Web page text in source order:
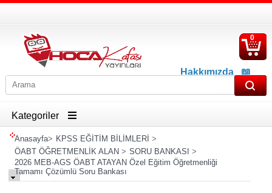
Hakkımızda
📖
İletişim
0
Kategoriler
Anasayfa> KPSS EĞİTİM BİLİMLERİ >
ÖABT ÖĞRETMENLİK ALAN > SORU BANKASI >
2026 MEB-AGS ÖABT ATAYAN Özel Eğitim Öğretmenliği
Tamamı Çözümlü Soru Bankası